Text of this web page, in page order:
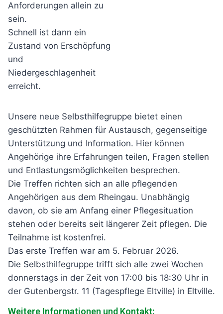
Anforderungen allein zu
sein.
Schnell ist dann ein
Zustand von Erschöpfung
und
Niedergeschlagenheit
erreicht.
Unsere neue Selbsthilfegruppe bietet einen
geschützten Rahmen für Austausch, gegenseitige
Unterstützung und Information. Hier können
Angehörige ihre Erfahrungen teilen, Fragen stellen
und Entlastungsmöglichkeiten besprechen.
Die Treffen richten sich an alle pflegenden
Angehörigen aus dem Rheingau. Unabhängig
davon, ob sie am Anfang einer Pflegesituation
stehen oder bereits seit längerer Zeit pflegen. Die
Teilnahme ist kostenfrei.
Das erste Treffen war am 5. Februar 2026.
Die Selbsthilfegruppe trifft sich alle zwei Wochen
donnerstags in der Zeit von 17:00 bis 18:30 Uhr in
der Gutenbergstr. 11 (Tagespflege Eltville) in Eltville.
Weitere Informationen und Kontakt: